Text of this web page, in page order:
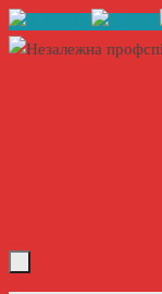
Skip
to